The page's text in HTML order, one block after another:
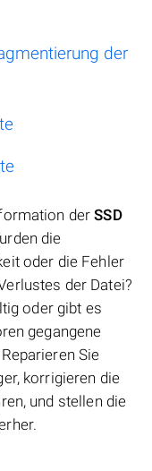
der
derSSD
die
oder die Fehler
der Datei?
oder gibt es
gegangene
Sie
korrigieren die
und stellen die